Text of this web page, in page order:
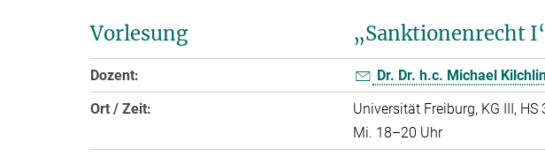
Vorlesung „Sank­tio­nen­recht
Dozent:
Dr. Dr. h.c. Michael
Ort / Zeit:
Universität Freiburg, KG III, HS
Mi. 18–20 Uhr